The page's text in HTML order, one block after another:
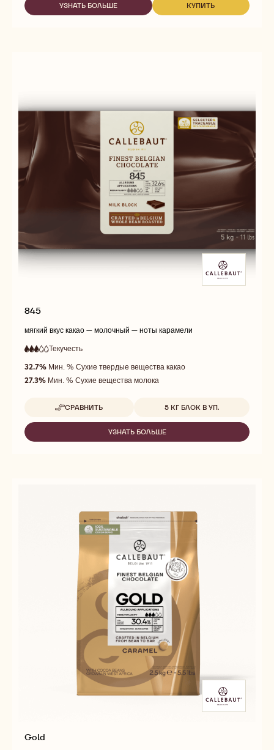
УЗНАТЬ БОЛЬШЕ
-
КУПИТЬ
-
845
мягкий вкус какао — молочный — ноты карамели
3
out
of
5
Текучесть
текучесть
32.7% Мин. % Сухие твердые вещества какао
27.3% Мин. % Сухие вещества молока
СРАВНИТЬ
-
845
Доступные размеры
5 КГ БЛОК В УП.
УЗНАТЬ БОЛЬШЕ
-
Gold